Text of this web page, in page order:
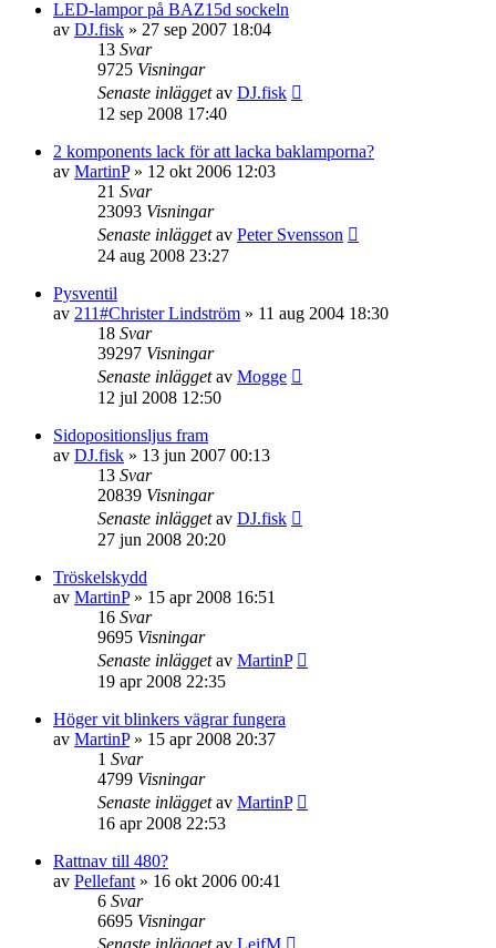
LED-lampor på BAZ15d sockeln
av DJ.fisk » 27 sep 2007 18:04
13 Svar
9725 Visningar
Senaste inläggetav DJ.fisk
12 sep 2008 17:40
2 komponents lack för att lacka baklamporna?
av MartinP» 12 okt 2006 12:03
21 Svar
23093 Visningar
Senaste inläggetav Peter Svensson
24 aug 2008 23:27
Pysventil
av 211#Christer Lindström » 11 aug 2004 18:30
18 Svar
39297 Visningar
Senaste inläggetav Mogge
12 jul 2008 12:50
Sidopositionsljus fram
av DJ.fisk » 13 jun 2007 00:13
13 Svar
20839 Visningar
Senaste inläggetav DJ.fisk
27 jun 2008 20:20
Tröskelskydd
av MartinP» 15 apr 2008 16:51
16 Svar
9695 Visningar
Senaste inläggetav MartinP
19 apr 2008 22:35
Höger vit blinkers vägrar fungera
av MartinP» 15 apr 2008 20:37
1 Svar
4799 Visningar
Senaste inläggetav MartinP
16 apr 2008 22:53
Rattnav till 480?
av Pellefant » 16 okt 2006 00:41
6 Svar
6695 Visningar
Senaste inläggetav LeifM